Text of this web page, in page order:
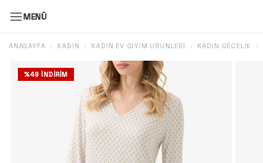
MENÜ
ANASAYFA / KADIN / KADIN EV GIYIM ÜRÜNLERI / KADIN GECELIK /
%49 İNDIRIM